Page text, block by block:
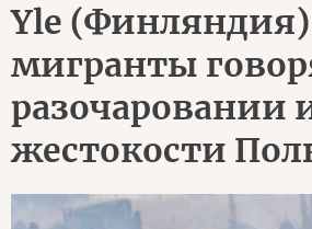
Yle
мигранты
разочаровании
жестокости